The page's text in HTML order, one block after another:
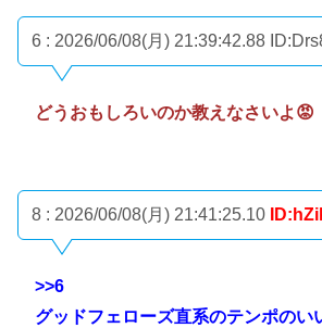
6 : 2026/06/08(月) 21:39:42.88
どうおもしろいのか教えなさいよ😡
8 : 2026/06/08(月) 21:41:25.10
>>6
グッドフェローズ直系のテンポのい